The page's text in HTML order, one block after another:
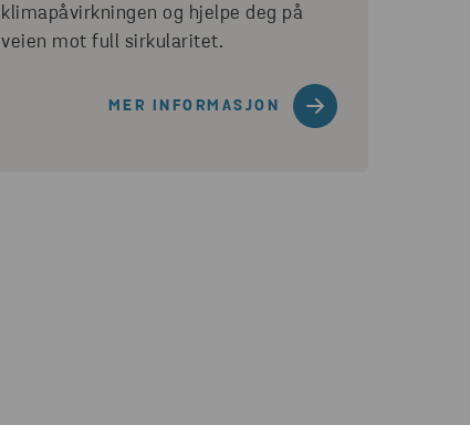
klimapåvirkningen og hjelpe deg på
veien mot full sirkularitet.
MER INFORMASJON